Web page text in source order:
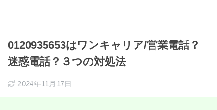
0120935653はワンキャリア/営業電話？
迷惑電話？３つの対処法
2024年11月17日